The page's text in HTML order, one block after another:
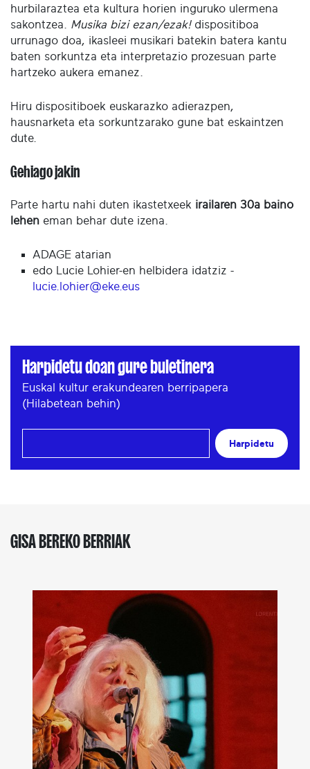
hurbilaraztea eta kultura horien inguruko ulermena
sakontzea. Musika bizi ezan/ezak!dispositiboa
urrunago doa, ikasleei musikari batekin batera kantu
baten sorkuntza eta interpretazio prozesuan parte
hartzeko aukera emanez.
Hiru dispositiboek euskarazko adierazpen,
hausnarketa eta sorkuntzarako gune bat eskaintzen
dute.
Gehiago jakin
Parte hartu nahi duten ikastetxeek irailaren 30a baino
lehen eman behar dute izena.
ADAGE atarian
edo Lucie Lohier-en helbidera idatziz -
lucie.lohier@eke.eus
Harpidetu doan gure buletinera
Euskal kultur erakundearen berripapera
(Hilabetean behin)
Harpidetu
GISA BEREKO BERRIAK